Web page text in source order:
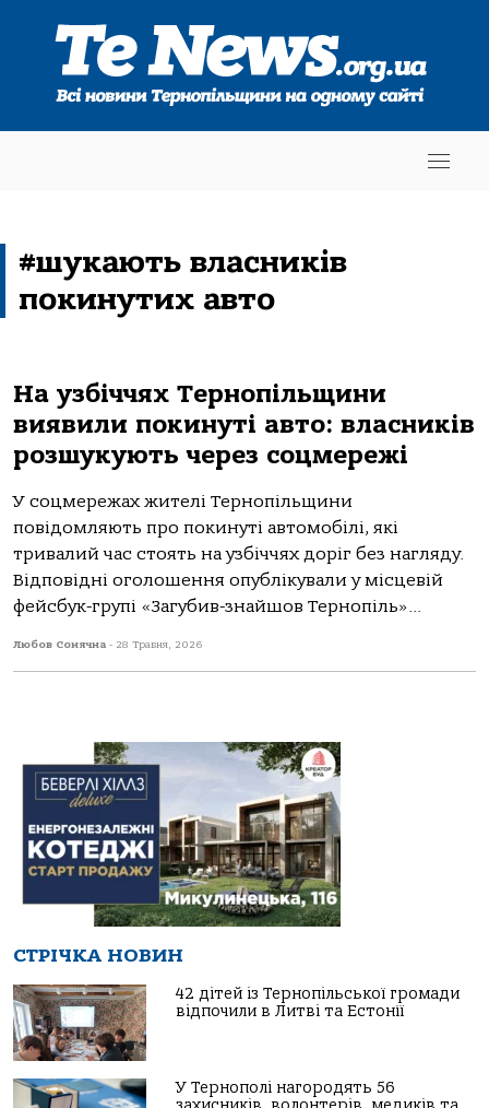
#шукають власників
покинутих авто
На узбіччях Тернопільщини
виявили покинуті авто: власників
розшукують через соцмережі
У соцмережах жителі Тернопільщини
повідомляють про покинуті автомобілі, які
тривалий час стоять на узбіччях доріг без нагляду.
Відповідні оголошення опублікували у місцевій
фейсбук-групі «Загубив-знайшов Тернопіль»...
Любов Сонячна - 28 Травня, 2026
СТРІЧКА НОВИН
42 дітей із Тернопільської громади
відпочили в Литві та Естонії
У Тернополі нагородять 56